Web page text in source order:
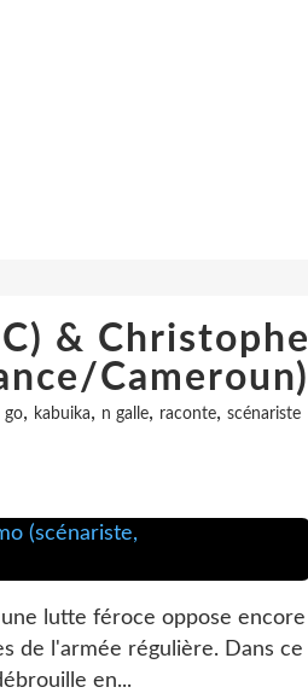
& Christophe
Cameroun)
go, kabuika, n galle, raconte, scénariste
lutte féroce oppose encore
de l'armée régulière. Dans ce
en...